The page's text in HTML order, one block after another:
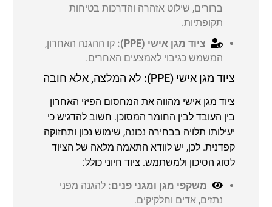
ברורים, שילוט אזהרה והדרכות בטיחות
תקופתיות.
ציוד מגן אישי (PPE):
קו ההגנה האחרון,
המשמש כגיבוי לאמצעים האחרים.
ציוד מגן אישי (PPE): לא המלצה, אלא חובה
ציוד מגן אישי מהווה את המחסום הפיזי האחרון
בין העובד לבין החומר המסוכן. חשוב להדגיש כי
יעילותו תלויה בבחירה נכונה, שימוש נכון ותחזוקה
קפדנית. לכן, יש לוודא התאמה מלאה של הציוד
לסוג הסיכון ולמשתמש. ציוד חיוני כולל:
משקפי מגן ומגני פנים: להגנה מפני
נתזים, אדים וחלקיקים.